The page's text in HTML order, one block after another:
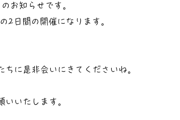
お知らせです。
2日間の開催になります。
に是非会いにきてくださいね。
いたします。